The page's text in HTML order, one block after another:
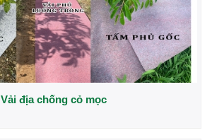
Vải địa chống cỏ mọc